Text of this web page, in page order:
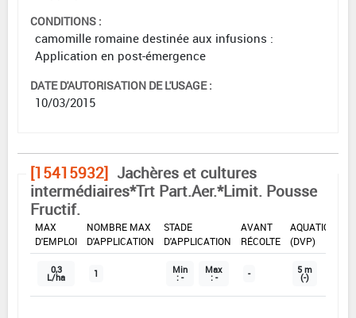
CONDITIONS :
camomille romaine destinée aux infusions :
Application en post-émergence
DATE D'AUTORISATION DE L'USAGE :
10/03/2015
[15415932] Jachères et cultures
intermédiaires*Trt Part.Aer.*Limit. Pousse
Fructif.
DOSE
MAX
D'EMPLOI
NOMBRE MAX
D'APPLICATION
STADE
D'APPLICATION
AVANT
RÉCOLTE
AQUATIQUE
(DVP)
0,3
L/ha 1 Min
: -
Max
: - - 5 m
(-)